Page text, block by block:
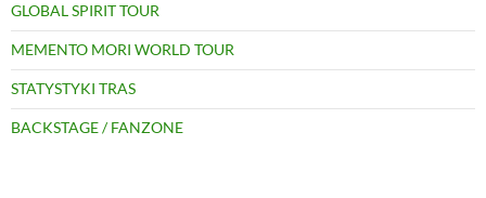
GLOBAL SPIRIT TOUR
MEMENTO MORI WORLD TOUR
STATYSTYKI TRAS
BACKSTAGE / FANZONE